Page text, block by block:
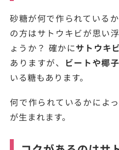
砂糖が何で作られている
の方はサトウキビが思い
ょうか？ 確かにサトウキビ
ありますが、 ビートや椰
いる糖もあります。
何で作られているかによ
が生まれます。